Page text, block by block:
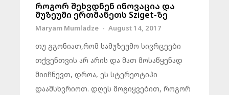
როგორ შეხვდნენ ინოვაცია და
მუზეუმი ერთმანეთს Sziget-ზე
Maryam Mumladze - August 14, 2017
თუ გგონიათ,რომ სამუზეუმო სივრცეები
თქვენთვის არ არის და მათ მოსაწყენად
მიიჩნევთ, დროა, ეს სტერეოტიპი
დაამსხვრიოთ. დღეს მოგიყვებით, როგორ